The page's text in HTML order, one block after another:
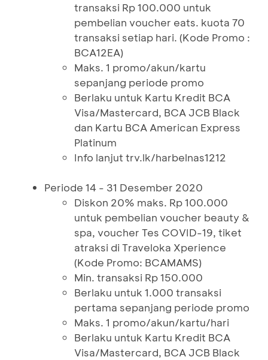
transaksi Rp 100.000 untuk
pembelian voucher eats. kuota 70
transaksi setiap hari. (Kode Promo :
BCA12EA)
Maks. 1 promo/akun/kartu
sepanjang periode promo
Berlaku untuk Kartu Kredit BCA
Visa/Mastercard, BCA JCB Black
dan Kartu BCA American Express
Platinum
Info lanjut trv.lk/harbelnas1212
Periode 14 - 31 Desember 2020
Diskon 20% maks. Rp 100.000
untuk pembelian voucher beauty &
spa, voucher Tes COVID-19, tiket
atraksi di Traveloka Xperience
(Kode Promo: BCAMAMS)
Min. transaksi Rp 150.000
Berlaku untuk 1.000 transaksi
pertama sepanjang periode promo
Maks. 1 promo/akun/kartu/hari
Berlaku untuk Kartu Kredit BCA
Visa/Mastercard, BCA JCB Black